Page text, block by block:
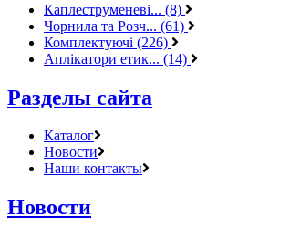
Каплеструменеві... (8)
Чорнила та Розч... (61)
Комплектуючі (226)
Аплікатори етик... (14)
Разделы сайта
Каталог
Новости
Наши контакты
Новости